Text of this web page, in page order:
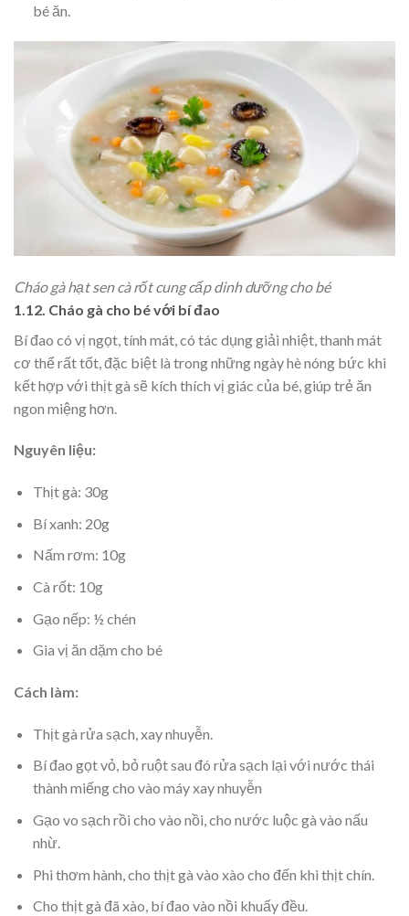
bé ăn.
Cháo gà hạt sen cà rốt cung cấp dinh dưỡng cho bé
1.12. Cháo gà cho bé với bí đao
Bí đao có vị ngọt, tính mát, có tác dụng giải nhiệt, thanh mát
cơ thể rất tốt, đặc biệt là trong những ngày hè nóng bức khi
kết hợp với thịt gà sẽ kích thích vị giác của bé, giúp trẻ ăn
ngon miệng hơn.
Nguyên liệu:
Thịt gà: 30g
Bí xanh: 20g
Nấm rơm: 10g
Cà rốt: 10g
Gạo nếp: ½ chén
Gia vị ăn dặm cho bé
Cách làm:
Thịt gà rửa sạch, xay nhuyễn.
Bí đao gọt vỏ, bỏ ruột sau đó rửa sạch lại với nước thái
thành miếng cho vào máy xay nhuyễn
Gạo vo sạch rồi cho vào nồi, cho nước luộc gà vào nấu
nhừ.
Phi thơm hành, cho thịt gà vào xào cho đến khi thịt chín.
Cho thịt gà đã xào, bí đao vào nồi khuấy đều.